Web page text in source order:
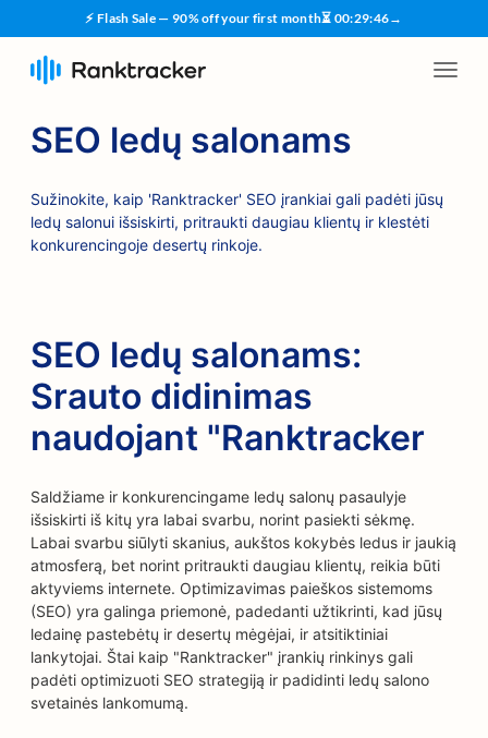
⚡ Flash Sale — 90% off your first month⏳ 00:29:45→
SEO ledų salonams
Sužinokite, kaip 'Ranktracker' SEO įrankiai gali padėti jūsų
ledų salonui išsiskirti, pritraukti daugiau klientų ir klestėti
konkurencingoje desertų rinkoje.
SEO ledų salonams:
Srauto didinimas
naudojant "Ranktracker
Saldžiame ir konkurencingame ledų salonų pasaulyje
išsiskirti iš kitų yra labai svarbu, norint pasiekti sėkmę.
Labai svarbu siūlyti skanius, aukštos kokybės ledus ir jaukią
atmosferą, bet norint pritraukti daugiau klientų, reikia būti
aktyviems internete. Optimizavimas paieškos sistemoms
(SEO) yra galinga priemonė, padedanti užtikrinti, kad jūsų
ledainę pastebėtų ir desertų mėgėjai, ir atsitiktiniai
lankytojai. Štai kaip "Ranktracker" įrankių rinkinys gali
padėti optimizuoti SEO strategiją ir padidinti ledų salono
svetainės lankomumą.